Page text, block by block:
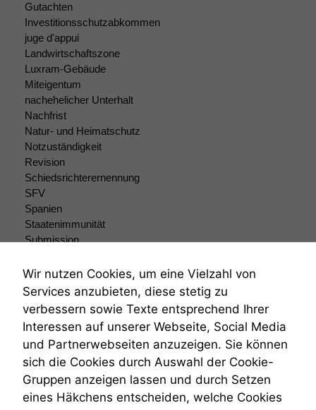
Gutachten
Investitionsschutzabkommen
juge d'appui
Landwirtschaftszone
Luxram-Gebäude
Miteigentum
nachehelicher Unterhalt
Nachfrist
Natur- und Heimatschutz
Notzuständigkeit
Revision
Schiedsrichterernennung
SFV
Spanien
Staatenimmunität
Submission
Teilungsklage
Venezuela
VRK
Wiederherstellungsanordnung
Zivilprozessordnung
ZPO
Zustellfiktion
Zuständigkeit
Öffentliches Personalrecht
Wir nutzen Cookies, um eine Vielzahl von
Services anzubieten, diese stetig zu
verbessern sowie Texte entsprechend Ihrer
Interessen auf unserer Webseite, Social Media
und Partnerwebseiten anzuzeigen. Sie können
sich die Cookies durch Auswahl der Cookie-
Gruppen anzeigen lassen und durch Setzen
eines Häkchens entscheiden, welche Cookies
Funktionalität
Funktionen auf
dieser Website
sind optional.
Wenn Sie
diese Option
deaktivieren,
kann die
Website nicht
zu 100%
funktionieren.